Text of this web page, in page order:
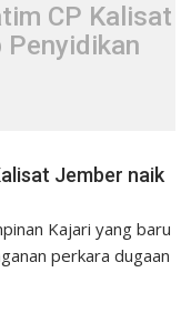
CP Kalisat
Penyidikan
Jember naik
Kajari yang baru
perkara dugaan